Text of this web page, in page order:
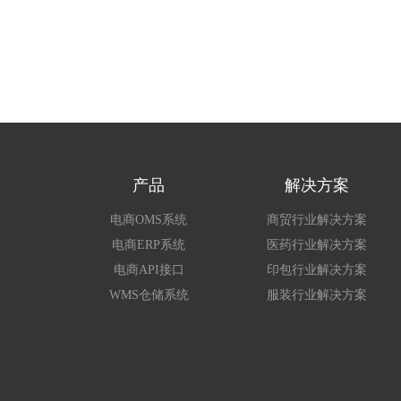
产品
电商OMS系统
电商ERP系统
电商API接口
WMS仓储系统
解决方案
商贸行业解决方案
医药行业解决方案
印包行业解决方案
服装行业解决方案